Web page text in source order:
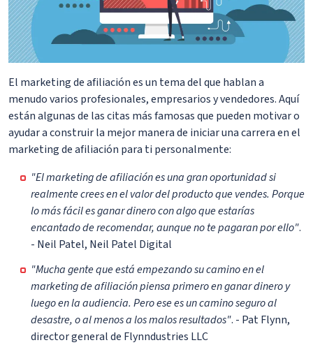
El marketing de afiliación es un tema del que hablan a
menudo varios profesionales, empresarios y vendedores. Aquí
están algunas de las citas más famosas que pueden motivar o
ayudar a construir la mejor manera de iniciar una carrera en el
marketing de afiliación para ti personalmente:
"El marketing de afiliación es una gran oportunidad si
realmente crees en el valor del producto que vendes. Porque
lo más fácil es ganar dinero con algo que estarías
encantado de recomendar, aunque no te pagaran por ello".
- Neil Patel, Neil Patel Digital
"Mucha gente que está empezando su camino en el
marketing de afiliación piensa primero en ganar dinero y
luego en la audiencia. Pero ese es un camino seguro al
desastre, o al menos a los malos resultados". - Pat Flynn,
director general de Flynndustries LLC